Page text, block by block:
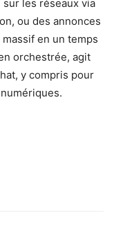
sur les réseaux via
ou des annonces
en un temps
orchestrée, agit
y compris pour